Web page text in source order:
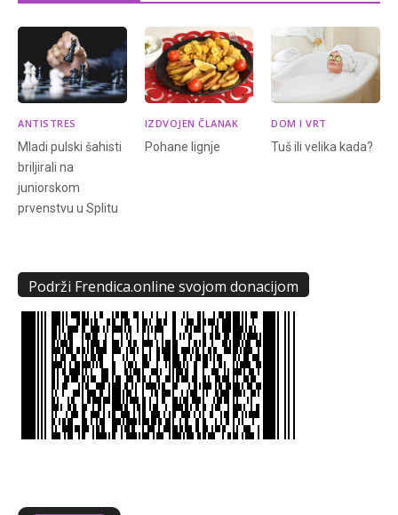
ANTISTRES
Mladi pulski šahisti
briljirali na
juniorskom
prvenstvu u Splitu
IZDVOJEN ČLANAK
Pohane lignje
DOM I VRT
Tuš ili velika kada?
Podrži Frendica.online svojom donacijom